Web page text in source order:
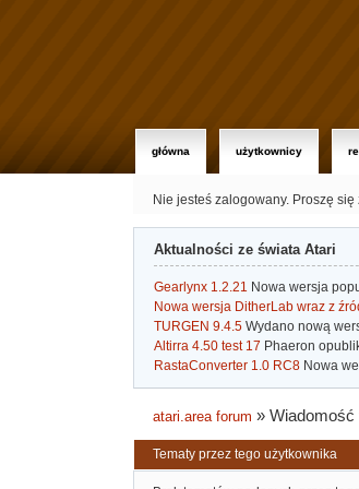
główna użytkownicy
Nie jesteś zalogowany. Proszę
Aktualności ze świata Atari
Gearlynx 1.2.21 Nowa wersja
Nowa wersja DitherLab wraz z
TURGEN 9.4.5 Wydano nową
Altirra 4.50 test 17 Phaeron
RastaConverter 1.0 RC8 Nowa
atari.area forum »Wiadomość
Tematy przez tego użytkownika